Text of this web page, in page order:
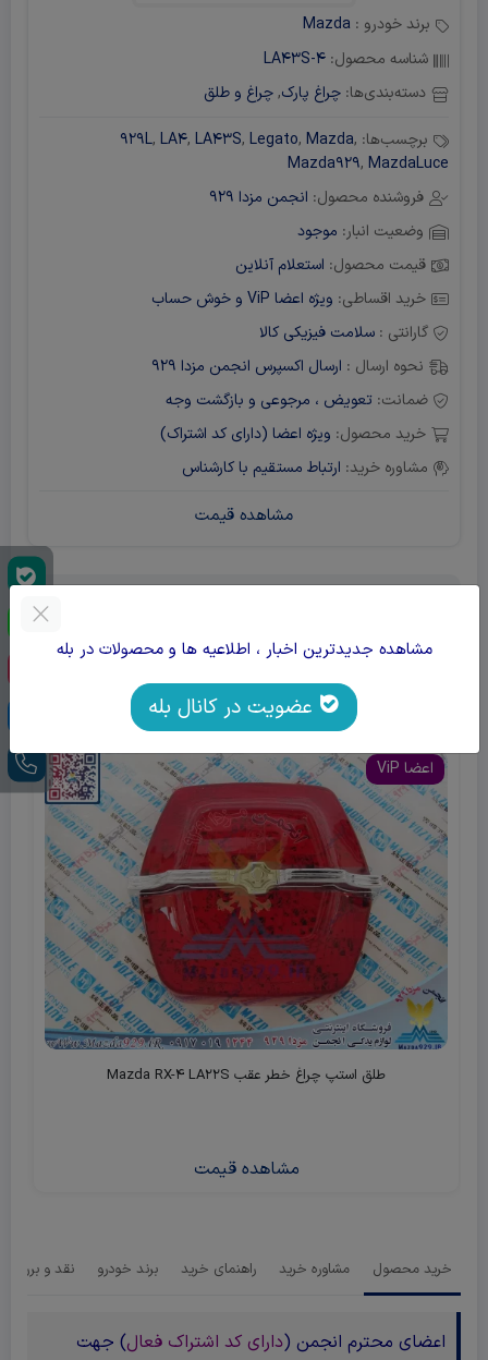
برند خودرو : Mazda
شناسه محصول: LA43S-4
دسته‌بندی‌ها: چراغ پارک,چراغ و طلق
برچسب‌ها: 929L, LA4, LA43S, Legato, Mazda,
Mazda929, MazdaLuce
فروشنده محصول: انجمن مزدا 929
وضعیت انبار: موجود
قیمت محصول: استعلام آنلاین
خرید اقساطی: ویژه اعضا ViP و خوش حساب
گارانتی : سلامت فیزیکی کالا
نحوه ارسال : ارسال اکسپرس انجمن مزدا 929
ضمانت: تعویض ، مرجوعی و بازگشت وجه
خرید محصول: ویژه اعضا (دارای کد اشتراک)
مشاوره خرید: ارتباط مستقیم با کارشناس
مشاهده قیمت
اکسسوری
اعضا ViP
طلق استپ چراغ خطر عقب Mazda RX-4 LA22S
مشاهده قیمت
خرید محصول مشاوره خرید راهنمای خرید برند خودرو نقد و بررسی‌
اعضای محترم انجمن (دارای کد اشتراک فعال) جهت
مشاهده جدیدترین اخبار ، اطلاعیه ها و محصولات در بله
عضویت در کانال بله